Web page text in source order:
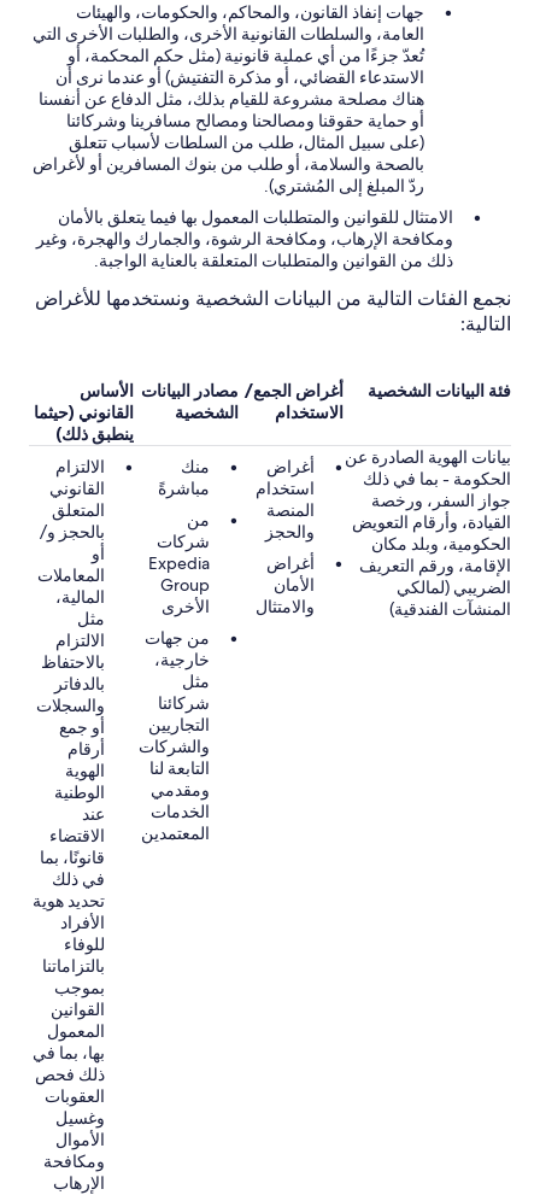
جهات إنفاذ القانون، والمحاكم، والحكومات، والهيئات
العامة، والسلطات القانونية الأخرى، والطلبات الأخرى التي
تُعدّ جزءًا من أي عملية قانونية (مثل حكم المحكمة، أو
الاستدعاء القضائي، أو مذكرة التفتيش) أو عندما نرى أن
هناك مصلحة مشروعة للقيام بذلك، مثل الدفاع عن أنفسنا
أو حماية حقوقنا ومصالحنا ومصالح مسافرينا وشركائنا
(على سبيل المثال، طلب من السلطات لأسباب تتعلق
بالصحة والسلامة، أو طلب من بنوك المسافرين أو لأغراض
ردّ المبلغ إلى المُشتري).
الامتثال للقوانين والمتطلبات المعمول بها فيما يتعلق بالأمان
ومكافحة الإرهاب، ومكافحة الرشوة، والجمارك والهجرة، وغير
ذلك من القوانين والمتطلبات المتعلقة بالعناية الواجبة.
نجمع الفئات التالية من البيانات الشخصية ونستخدمها للأغراض
التالية:
فئة البيانات الشخصية
أغراض الجمع/
الاستخدام
مصادر البيانات
الشخصية
الأساس
القانوني (حيثما
ينطبق ذلك)
بيانات الهوية الصادرة عن
الحكومة - بما في ذلك
جواز السفر، ورخصة
القيادة، وأرقام التعويض
الحكومية، وبلد مكان
الإقامة، ورقم التعريف
الضريبي (لمالكي
المنشآت الفندقية)
أغراض
استخدام
المنصة
والحجز
أغراض
الأمان
والامتثال
منك
مباشرةً
من
شركات
Expedia
Group
الأخرى
من جهات
خارجية،
مثل
شركائنا
التجاريين
والشركات
التابعة لنا
ومقدمي
الخدمات
المعتمدين
الالتزام
القانوني
المتعلق
بالحجز و/
أو
المعاملات
المالية،
مثل
الالتزام
بالاحتفاظ
بالدفاتر
والسجلات
أو جمع
أرقام
الهوية
الوطنية
عند
الاقتضاء
قانونًا، بما
في ذلك
تحديد هوية
الأفراد
للوفاء
بالتزاماتنا
بموجب
القوانين
المعمول
بها، بما في
ذلك فحص
العقوبات
وغسيل
الأموال
ومكافحة
الإرهاب